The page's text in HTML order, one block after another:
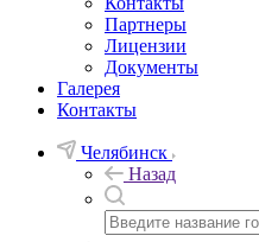
Партнеры
Лицензии
Документы
Галерея
Контакты
Челябинск
Назад